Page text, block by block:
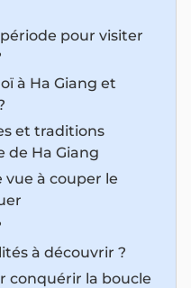
pour visiter
à Ha Giang et
et traditions
de Ha Giang
vue à couper le
à découvrir ?
conquérir la boucle